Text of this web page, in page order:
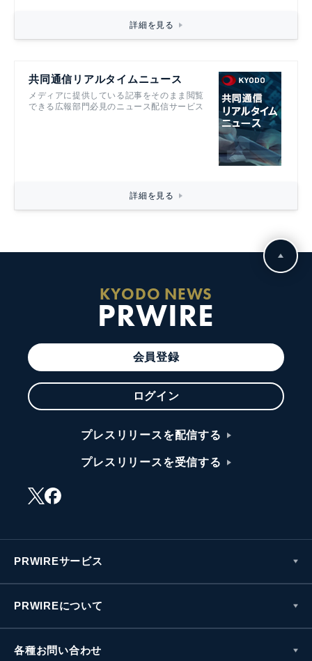
詳細を見る
共同通信リアルタイムニュース
メディアに提供している記事をそのまま閲覧
できる広報部門必見のニュース配信サービス
詳細を見る
KYODO NEWS
PRWIRE
会員登録
ログイン
プレスリリースを配信する
プレスリリースを受信する
PRWIREサービス
PRWIREについて
各種お問い合わせ